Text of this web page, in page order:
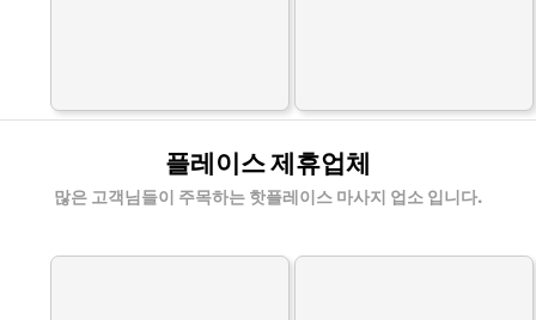
플레이스 제휴업체
많은 고객님들이 주목하는 핫플레이스 마사지 업소 입니다.